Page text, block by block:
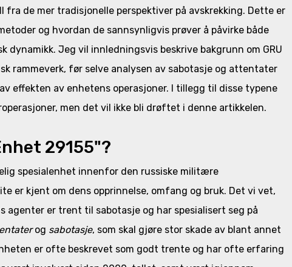
fra de mer tradisjonelle perspektiver på avskrekking. Dette er
og hvordan de sannsynligvis prøver å påvirke både
dynamikk. Jeg vil innledningsvis beskrive bakgrunn om GRU
rammeverk, før selve analysen av sabotasje og attentater
effekten av enhetens operasjoner. I tillegg til disse typene
men det vil ikke bli drøftet i denne artikkelen.
29155"?
spesialenhet innenfor den russiske militære
er kjent om dens opprinnelse, omfang og bruk. Det vi vet,
agenter er trent til sabotasje og har spesialisert seg på
og sabotasje, som skal gjøre stor skade av blant annet
er ofte beskrevet som godt trente og har ofte erfaring